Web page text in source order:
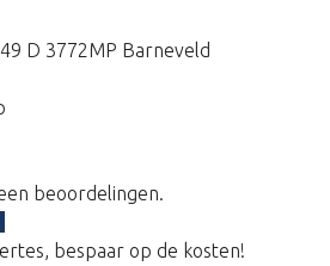
D 3772MP Barneveld
beoordelingen.
bespaar op de kosten!